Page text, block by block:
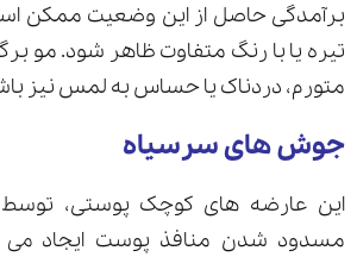
برآمدگی حاصل از این وضعیت ممکن
تیره یا با رنگ متفاوت ظاهر شود. مو
متورم، دردناک یا حساس به لمس نیز
جوش های سرسیاه
این عارضه های کوچک پوستی،
مسدود شدن منافذ پوست ایجاد